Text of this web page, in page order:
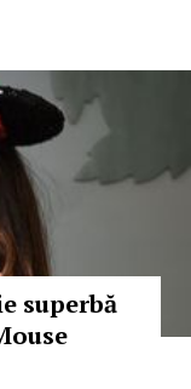
superbă